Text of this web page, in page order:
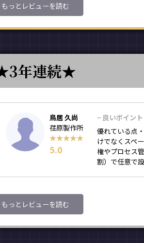
もっとレビューを読む
3年連続
鳥居 久尚
荏原製作所
★★★★★
★★★★★
5.0
− 良いポイント
優れている点
けでなくスペ
権やプロセス
割）で任意で
もっとレビューを読む